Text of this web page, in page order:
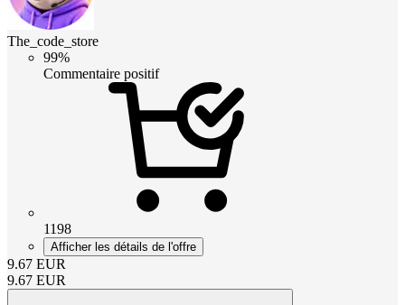
The_code_store
99%
Commentaire positif
1198
Afficher les détails de l'offre
9.67 EUR
9.67 EUR